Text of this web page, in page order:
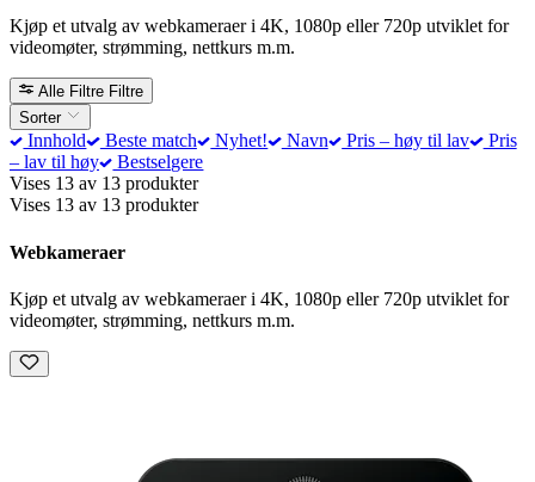
Kjøp et utvalg av webkameraer i 4K, 1080p eller 720p utviklet for
videomøter, strømming, nettkurs m.m.
Alle Filtre Filtre
Sorter
Innhold Beste match Nyhet! Navn Pris – høy til lav
Pris
– lav til høy
Bestselgere
Vises 13 av 13 produkter
Vises 13 av 13 produkter
Webkameraer
Kjøp et utvalg av webkameraer i 4K, 1080p eller 720p utviklet for
videomøter, strømming, nettkurs m.m.